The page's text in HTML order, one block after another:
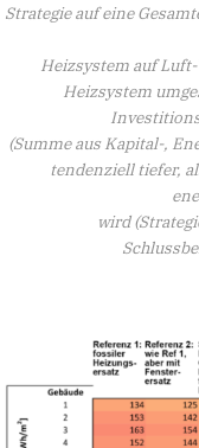
Strategie auf eine
Heizsystem auf
Heizsystem
(Summe aus Kapital-,
tendenziell tiefer,
wird